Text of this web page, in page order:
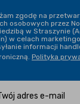
zgodę na
osobowych przez
w Straszynie
w celach
informacji
Polityka